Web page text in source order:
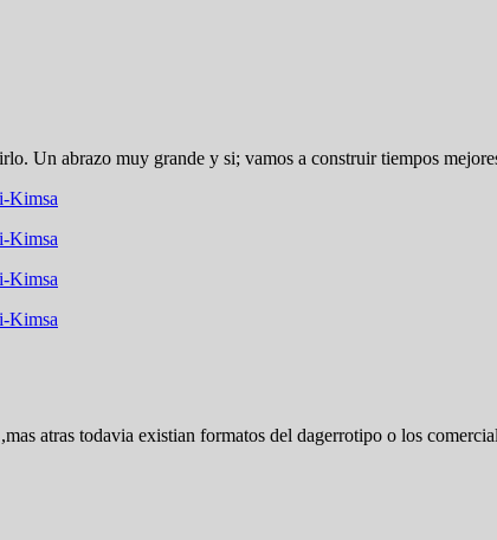
Un abrazo muy grande y si; vamos a construir tiempos
Kimsa
Kimsa
Kimsa
Kimsa
atras todavia existian formatos del dagerrotipo o los